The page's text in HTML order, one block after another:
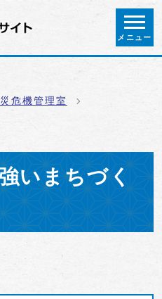
メニュー
危機管理室
いまちづく